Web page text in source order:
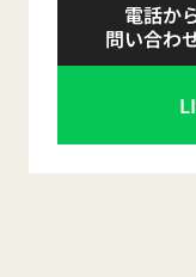
電話か
問い合わ